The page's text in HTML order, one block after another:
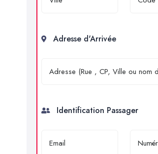
Adresse d'Arrivée
Identification Passager